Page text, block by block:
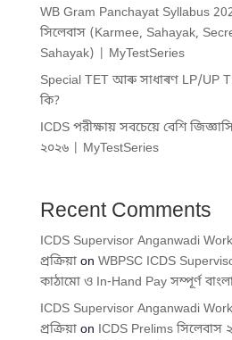
WB Gram Panchayat Syllabus
সিলেবাস (Karmee, Sahayak,
Sahayak) | MyTestSeries
Special TET আৰু সাধাৰণ LP/UP
কি?
ICDS পরীক্ষায় সবচেয়ে বেশি
২০২৬ | MyTestSeries
Recent Comments
ICDS Supervisor Anganwadi
প্রক্রিয়াon WBPSC ICDS
কাঠামো ও In-Hand Pay সম্পূর্ণ
ICDS Supervisor Anganwadi
প্রক্রিয়াon ICDS Prelims সিলেবাস